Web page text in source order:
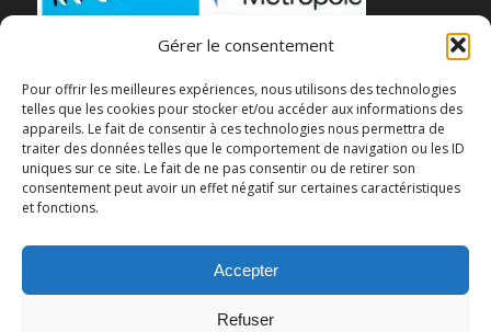
Gérer le consentement
Pour offrir les meilleures expériences, nous utilisons des technologies
telles que les cookies pour stocker et/ou accéder aux informations des
appareils. Le fait de consentir à ces technologies nous permettra de
traiter des données telles que le comportement de navigation ou les ID
uniques sur ce site. Le fait de ne pas consentir ou de retirer son
consentement peut avoir un effet négatif sur certaines caractéristiques
et fonctions.
Accepter
Refuser